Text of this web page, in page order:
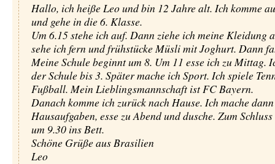
Hallo, ich heiße Leo und bin 12 Jahre alt. Ich komme
und gehe in die 6. Klasse.
Um 6.15 stehe ich auf. Dann ziehe ich meine Kleidung
sehe ich fern und frühstücke Müsli mit Joghurt. Dann
Meine Schule beginnt um 8. Um 11 esse ich zu Mittag.
der Schule bis 3. Später mache ich Sport. Ich spiele
Fußball. Mein Lieblingsmannschaft ist FC Bayern.
Danach komme ich zurück nach Hause. Ich mache dann
Hausaufgaben, esse zu Abend und dusche. Zum
um 9.30 ins Bett.
Schöne Grüße aus Brasilien
Leo